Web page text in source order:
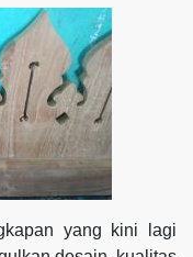
yang kini lagi